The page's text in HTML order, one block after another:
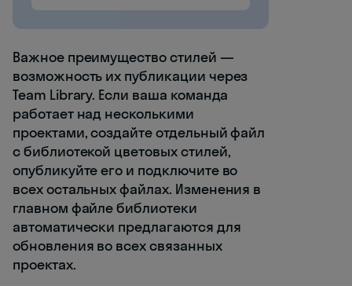
Важное преимущество стилей —
возможность их публикации через
Team Library. Если ваша команда
работает над несколькими
проектами, создайте отдельный файл
с библиотекой цветовых стилей,
опубликуйте его и подключите во
всех остальных файлах. Изменения в
главном файле библиотеки
автоматически предлагаются для
обновления во всех связанных
проектах.